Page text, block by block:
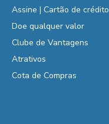
Assine | Cartão de crédito
Doe qualquer valor
Clube de Vantagens
Atrativos
Cota de Compras